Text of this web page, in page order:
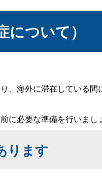
ついて）
海外に滞在している
必要な準備を行いまし
ります